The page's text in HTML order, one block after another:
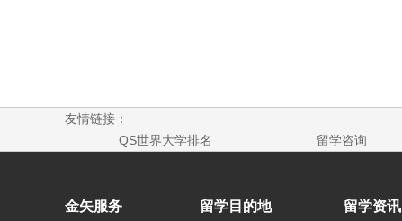
友情链接：
QS世界大学排名
留学咨询
金矢服务 留学目的地 留学资讯